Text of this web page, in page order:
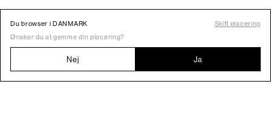
Du browser i DANMARK
Skift placering
Ønsker du at gemme din placering?
Nej Ja